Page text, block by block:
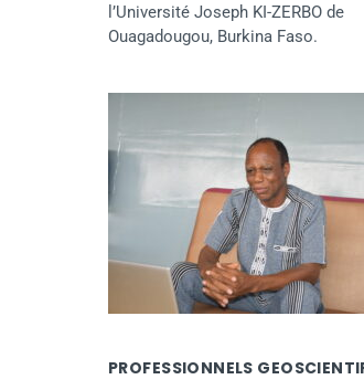
l’Université Joseph KI-ZERBO de
Ouagadougou, Burkina Faso.
PROFESSIONNELS